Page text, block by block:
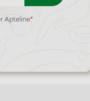
Apteline*